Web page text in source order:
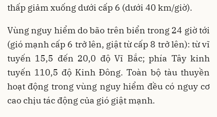
thấp giảm xuống dưới cấp 6 (dưới 40 km/giờ).
Vùng nguy hiểm do bão trên biển trong 24 giờ tới
(gió mạnh cấp 6 trở lên, giật từ cấp 8 trở lên): từ vĩ
tuyến 15,5 đến 20,0 độ Vĩ Bắc; phía Tây kinh
tuyến 110,5 độ Kinh Đông. Toàn bộ tàu thuyền
hoạt động trong vùng nguy hiểm đều có nguy cơ
cao chịu tác động của gió giật mạnh.